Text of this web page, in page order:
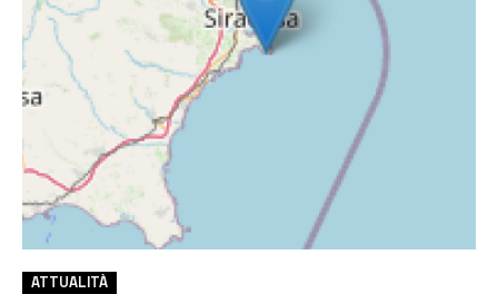
ATTUALITÀ